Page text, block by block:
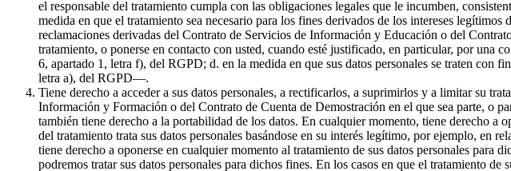
el responsable del tratamiento cumpla con las obligaciones legales que le incumben,
medida en que el tratamiento sea necesario para los fines derivados de los intereses
reclamaciones derivadas del Contrato de Servicios de Información y Educación o del
tratamiento, o ponerse en contacto con usted, cuando esté justificado, en particular, por
6, apartado 1, letra f), del RGPD; d. en la medida en que sus datos personales se traten con
letra a), del RGPD—.
Tiene derecho a acceder a sus datos personales, a rectificarlos, a suprimirlos y a limitar su
Información y Formación o del Contrato de Cuenta de Demostración en el que sea parte, o
también tiene derecho a la portabilidad de los datos. En cualquier momento, tiene derecho a
del tratamiento trata sus datos personales basándose en su interés legítimo, por ejemplo, en
tiene derecho a oponerse en cualquier momento al tratamiento de sus datos personales
podremos tratar sus datos personales para dichos fines. En los casos en que el tratamiento